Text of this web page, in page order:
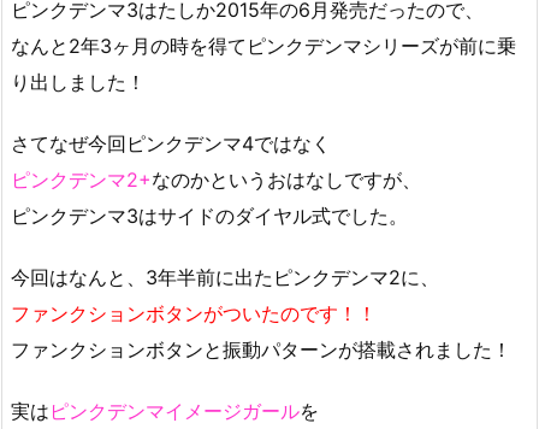
ピンクデンマ3はたしか2015年の6月発売だったので、
なんと2年3ヶ月の時を得てピンクデンマシリーズが前に乗
り出しました！
さてなぜ今回ピンクデンマ4ではなく
ピンクデンマ2+なのかというおはなしですが、
ピンクデンマ3はサイドのダイヤル式でした。
今回はなんと、3年半前に出たピンクデンマ2に、
ファンクションボタンがついたのです！！
ファンクションボタンと振動パターンが搭載されました！
実は ピンクデンマイメージガールを